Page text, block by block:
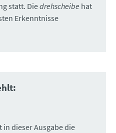
statt. Diedrehscheibe hat
Erkenntnisse
in dieser Ausgabe die